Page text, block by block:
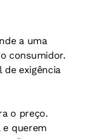
a uma
consumidor.
de exigência
o preço.
e querem